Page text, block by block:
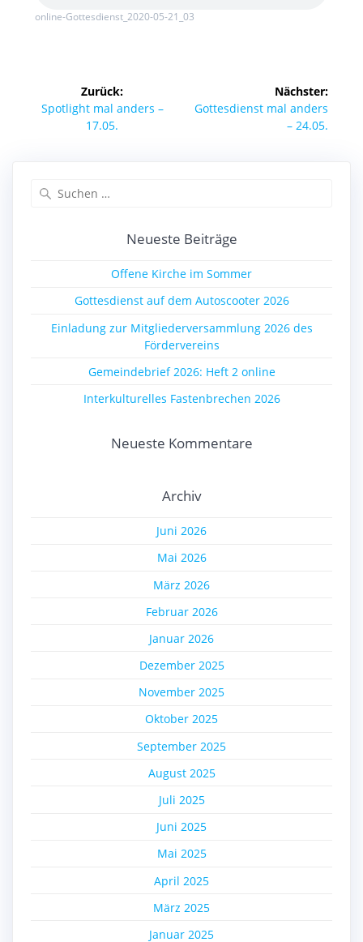
online-Gottesdienst_2020-05-21_03
Beitragsnavigation
Zurück:
Vorheriger
Spotlight mal anders –
17.05.
Nächster:
Nächster
Gottesdienst mal anders
– 24.05.
Neueste Beiträge
Offene Kirche im Sommer
Gottesdienst auf dem Autoscooter 2026
Einladung zur Mitgliederversammlung 2026 des
Fördervereins
Gemeindebrief 2026: Heft 2 online
Interkulturelles Fastenbrechen 2026
Neueste Kommentare
Archiv
Juni 2026
Mai 2026
März 2026
Februar 2026
Januar 2026
Dezember 2025
November 2025
Oktober 2025
September 2025
August 2025
Juli 2025
Juni 2025
Mai 2025
April 2025
März 2025
Januar 2025